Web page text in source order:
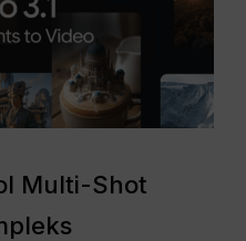
Multi-Shot